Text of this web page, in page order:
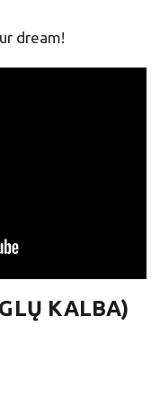
dream!
KALBA)